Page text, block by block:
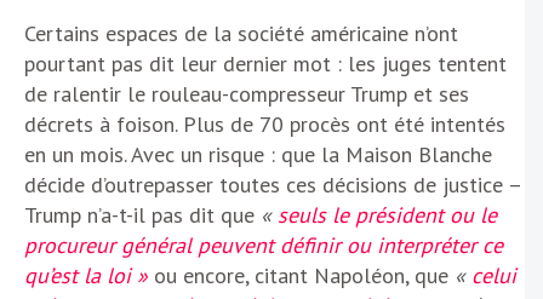
Certains espaces de la société américaine n’ont
pourtant pas dit leur dernier mot : les juges tentent
de ralentir le rouleau-compresseur Trump et ses
décrets à foison. Plus de 70 procès ont été intentés
en un mois. Avec un risque : que la Maison Blanche
décide d’outrepasser toutes ces décisions de justice –
Trump n’a-t-il pas dit que « seuls le président ou le
procureur général peuvent définir ou interpréter ce
qu’est la loi » ou encore, citant Napoléon, que « celui